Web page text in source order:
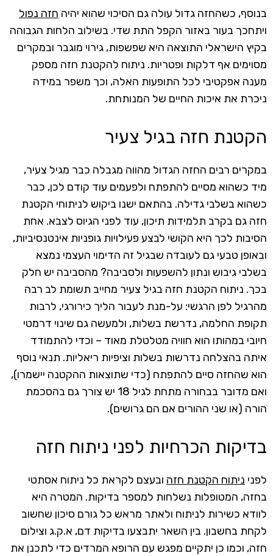
בנוסף, כשהחזה גדול עולה גם הסיכוי שהוא יהיה חזה נפול
ויתחכך בעור באזור הקפל התת שדי. בשילוב הלחות הגבוהה
בקיץ הישראלי התוצאה היא שפשפות, גירוי מוגבר ובמקרים
מסוימים אף דלקות ופטריות. ניתוח להקטנת חזה מספק
מענה אפקטיבי לכל התופעות האלה, וכך משפר במידה
ניכרת את איכות החיים של המנותחת.
הקטנת חזה בגיל צעיר
במקרים רבים החזה הגדול מהווה מגבלה כבר מגיל צעיר,
מיד כשהוא מסיים להתפתח ולפעמים עוד קודם לכן, כבר
כשהוא בשלבי גדילה. בהתאם ישנו ביקוש לניתוחי הקטנת
חזה גם בקרב תלמידות תיכון, עוד לפני הגיוס לצבא. אחת
הסיבות לכך היא הקושי לבצע פעילויות גופניות אינטנסיביות,
ובאופן טבעי גם לעובדה שבגיל זה הדימוי העצמי נמצא
בשלבי גיבוש ונתון להשפעות ולסביבה? מהסביבה יש חלק
בכך. ניתוח הקטנת חזה בגיל צעיר מחייב תשומת לב רבה
מהרגיל לפן הרגשי: על-מנת לעבור הליך כירורגי, לרבות
תקופת החלמה, נדרשת בשלות, ולמעשה גם שינוי דרמטי
חיובי במהותו הוא חוויה מטלטלת מאוד – וכדי להתמודד
איתה בהצלחה נדרשות בשלות וציפיות ריאליות. תנאי נוסף
הוא שהחזה סיים להתפתח (כדי שתוצאות ההקטנה יישמרו),
ואם מדובר בבחורה מתחת לגיל 18 יש צורך גם בהסכמת
הורה (או שני ההורים אם הם גרושים).
בדיקות הכרחיות לפני ניתוח חזה
לפני ניתוח הקטנת חזה ובעצם לקראת כל ניתוח אסתטי
בחזה, המטופלות נשלחות למספר בדיקות. המטרה היא
לוודא כשירות לניתוח ולאתר מראש כל גורם סיכון שחשוב
לקחת בחשבון. בין השאר יתבצעו בדיקות דם, א.ק.ג וצילום
חזה, וכמו כן יתקיים מפגש עם הרופא המרדים כדי לתכנן את